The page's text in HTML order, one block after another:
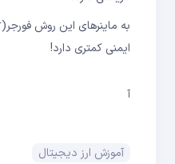
ایمنی کمتری دارد!
آ
آموزش ارز دیجیتال